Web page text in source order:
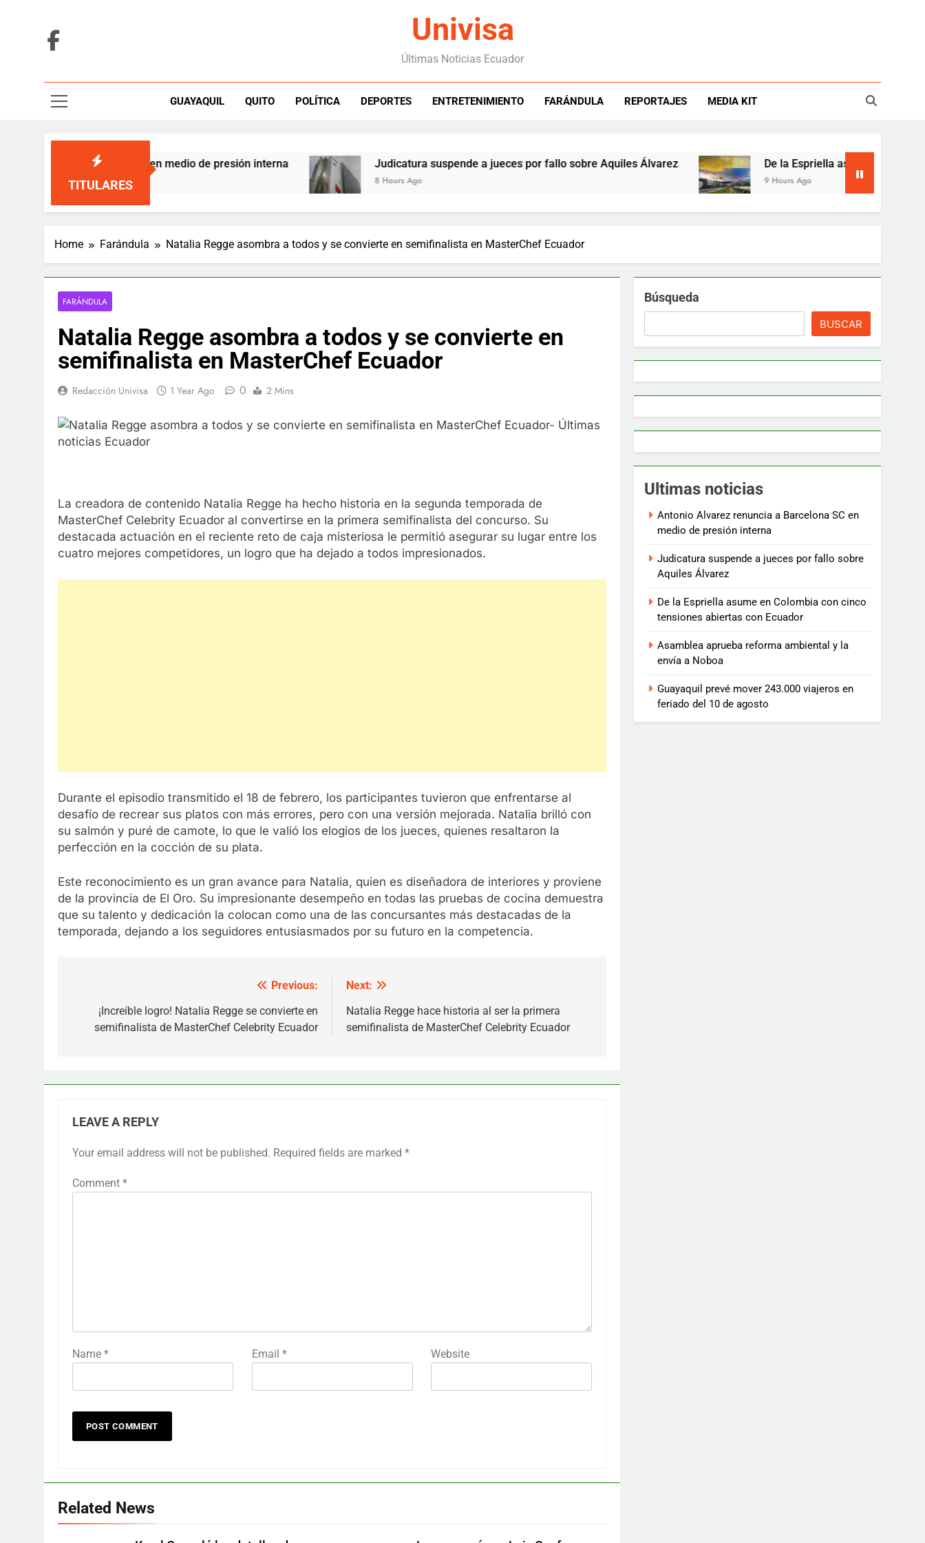
Univisa
Últimas Noticias Ecuador
GUAYAQUIL QUITO POLÍTICA DEPORTES ENTRETENIMIENTO FARÁNDULA REPORTAJES MEDIA KIT
TITULARES
a Barcelona SC en medio de presión interna Judicatura suspende a jueces por fallo sobre Aquiles Álvarez
8 Hours Ago
De la Espriella asume en Colombia
9 Hours Ago
Home Farándula Natalia Regge asombra a todos y se convierte en semifinalista en MasterChef Ecuador
FARÁNDULA
Natalia Regge asombra a todos y se convierte en
semifinalista en MasterChef Ecuador
Redacción Univisa 1 Year Ago 0 2 Mins
La creadora de contenido Natalia Regge ha hecho historia en la segunda temporada de
MasterChef Celebrity Ecuador al convertirse en la primera semifinalista del concurso. Su
destacada actuación en el reciente reto de caja misteriosa le permitió asegurar su lugar entre los
cuatro mejores competidores, un logro que ha dejado a todos impresionados.
Durante el episodio transmitido el 18 de febrero, los participantes tuvieron que enfrentarse al
desafío de recrear sus platos con más errores, pero con una versión mejorada. Natalia brilló con
su salmón y puré de camote, lo que le valió los elogios de los jueces, quienes resaltaron la
perfección en la cocción de su plata.
Este reconocimiento es un gran avance para Natalia, quien es diseñadora de interiores y proviene
de la provincia de El Oro. Su impresionante desempeño en todas las pruebas de cocina demuestra
que su talento y dedicación la colocan como una de las concursantes más destacadas de la
temporada, dejando a los seguidores entusiasmados por su futuro en la competencia.
navigation
Previous:
¡Increíble logro! Natalia Regge se convierte en
semifinalista de MasterChef Celebrity Ecuador
Next:
Natalia Regge hace historia al ser la primera
semifinalista de MasterChef Celebrity Ecuador
LEAVE A REPLY
Your email address will not be published. Required fields are marked *
Comment *
Name * Email * Website
Related News
Búsqueda
BUSCAR
Ultimas noticias
Antonio Alvarez renuncia a Barcelona SC en
medio de presión interna
Judicatura suspende a jueces por fallo sobre
Aquiles Álvarez
De la Espriella asume en Colombia con cinco
tensiones abiertas con Ecuador
Asamblea aprueba reforma ambiental y la
envía a Noboa
Guayaquil prevé mover 243.000 viajeros en
feriado del 10 de agosto